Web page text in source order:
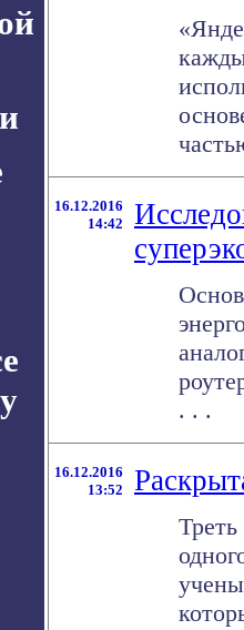
16.12.2016
14:42
. . .
16.12.2016
13:52
Треть